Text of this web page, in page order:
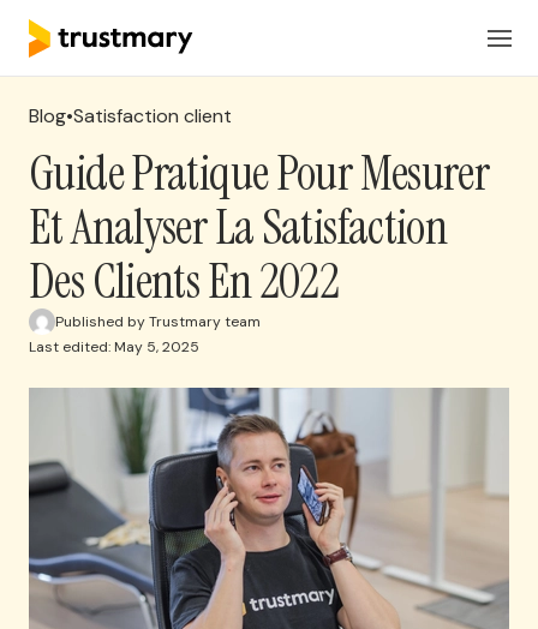
Produits
Solutions
Tarification
Ressources
Réserver une réunion
FR
Connexion
Blog•Satisfaction client
Guide Pratique Pour Mesurer
Et Analyser La Satisfaction
Des Clients En 2022
Published by Trustmary team
Last edited: May 5, 2025